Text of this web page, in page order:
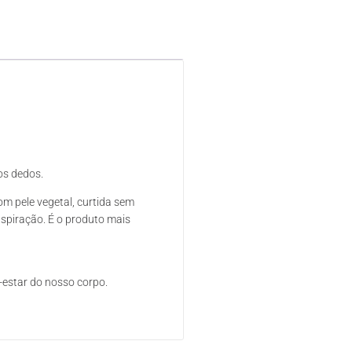
dedos.
pele vegetal, curtida sem
É o produto mais
do nosso corpo.